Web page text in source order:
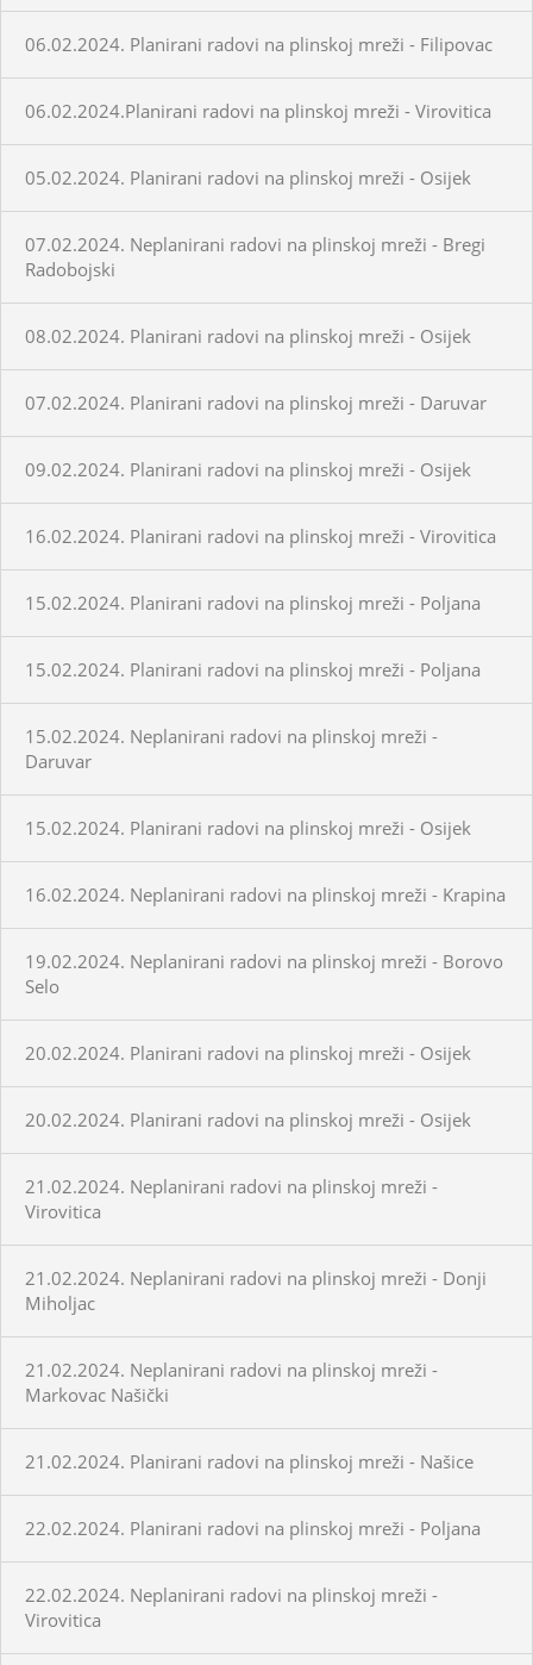
06.02.2024. Planirani radovi na plinskoj mreži - Filipovac
06.02.2024.Planirani radovi na plinskoj mreži - Virovitica
05.02.2024. Planirani radovi na plinskoj mreži - Osijek
07.02.2024. Neplanirani radovi na plinskoj mreži - Bregi
Radobojski
08.02.2024. Planirani radovi na plinskoj mreži - Osijek
07.02.2024. Planirani radovi na plinskoj mreži - Daruvar
09.02.2024. Planirani radovi na plinskoj mreži - Osijek
16.02.2024. Planirani radovi na plinskoj mreži - Virovitica
15.02.2024. Planirani radovi na plinskoj mreži - Poljana
15.02.2024. Planirani radovi na plinskoj mreži - Poljana
15.02.2024. Neplanirani radovi na plinskoj mreži -
Daruvar
15.02.2024. Planirani radovi na plinskoj mreži - Osijek
16.02.2024. Neplanirani radovi na plinskoj mreži - Krapina
19.02.2024. Neplanirani radovi na plinskoj mreži - Borovo
Selo
20.02.2024. Planirani radovi na plinskoj mreži - Osijek
20.02.2024. Planirani radovi na plinskoj mreži - Osijek
21.02.2024. Neplanirani radovi na plinskoj mreži -
Virovitica
21.02.2024. Neplanirani radovi na plinskoj mreži - Donji
Miholjac
21.02.2024. Neplanirani radovi na plinskoj mreži -
Markovac Našički
21.02.2024. Planirani radovi na plinskoj mreži - Našice
22.02.2024. Planirani radovi na plinskoj mreži - Poljana
22.02.2024. Neplanirani radovi na plinskoj mreži -
Virovitica